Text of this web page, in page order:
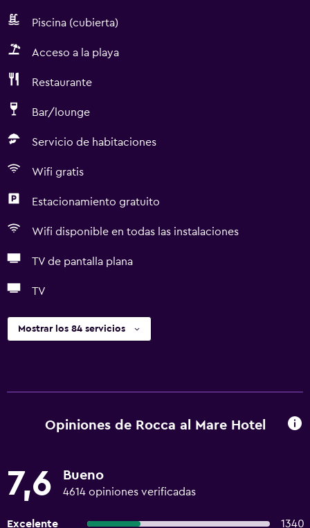
Piscina (cubierta)
Acceso a la playa
Restaurante
Bar/lounge
Servicio de habitaciones
Wifi gratis
Estacionamiento gratuito
Wifi disponible en todas las instalaciones
TV de pantalla plana
TV
Mostrar los 84 servicios
Opiniones de Rocca al Mare Hotel
7,6 Bueno
4614 opiniones verificadas
Excelente
1340